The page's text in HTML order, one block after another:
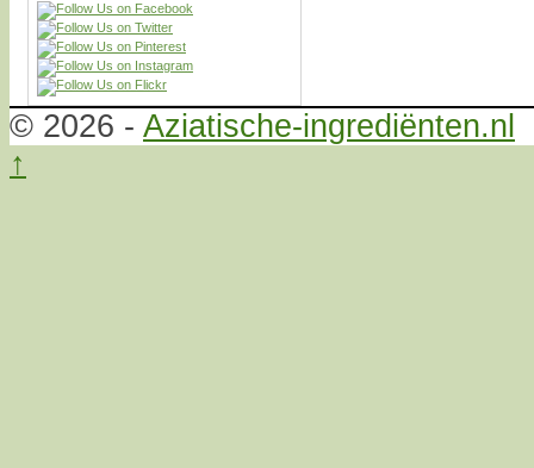
© 2026 - Aziatische-ingrediënten.nl
↑